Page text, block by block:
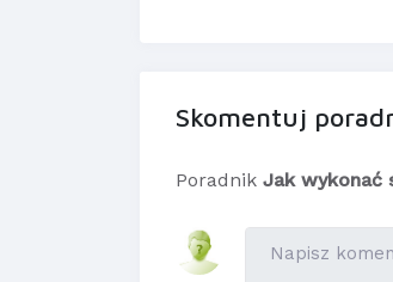
Skomentuj
Poradnik Jak wykonać